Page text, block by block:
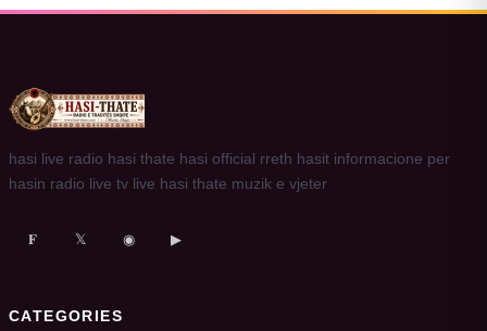
hasi live radio hasi thate hasi official rreth hasit informacione per
hasin radio live tv live hasi thate muzik e vjeter
𝐅 𝕏 ◉ ▶
CATEGORIES